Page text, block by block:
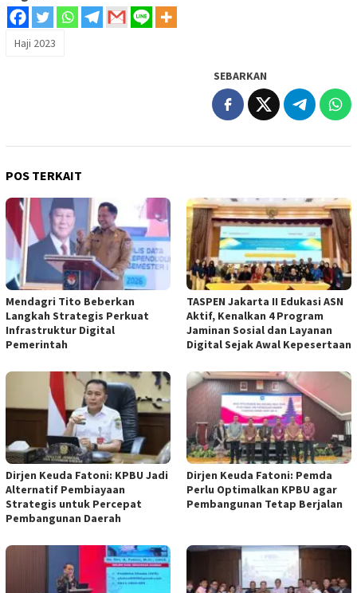
Haji 2023
SEBARKAN
POS TERKAIT
Mendagri Tito Beberkan
Langkah Strategis Perkuat
Infrastruktur Digital
Pemerintah
TASPEN Jakarta II Edukasi ASN
Aktif, Kenalkan 4 Program
Jaminan Sosial dan Layanan
Digital Sejak Awal Kepesertaan
Dirjen Keuda Fatoni: KPBU Jadi
Alternatif Pembiayaan
Strategis untuk Percepat
Pembangunan Daerah
Dirjen Keuda Fatoni: Pemda
Perlu Optimalkan KPBU agar
Pembangunan Tetap Berjalan